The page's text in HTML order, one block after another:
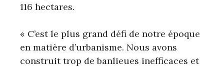
116 hectares.
« C’est le plus grand défi de notre époque
en matière d’urbanisme. Nous avons
construit trop de banlieues inefficaces et